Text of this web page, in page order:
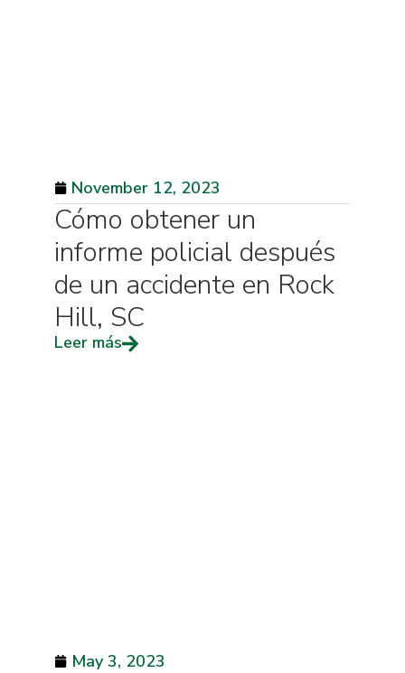
November 12, 2023
Cómo obtener un
informe policial después
de un accidente en Rock
Hill, SC
Leer más
May 3, 2023